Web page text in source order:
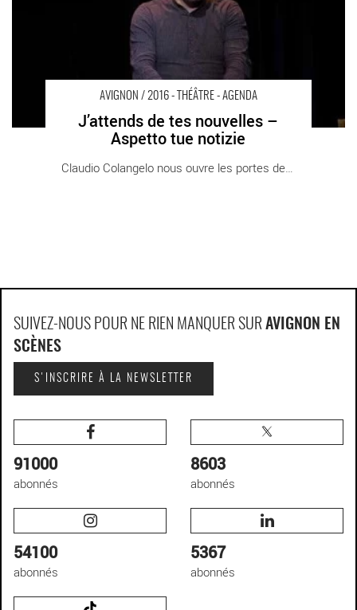
AVIGNON / 2016 - THÉÂTRE - AGENDA
J’attends de tes nouvelles –
Aspetto tue notizie
Claudio Colangelo nous ouvre les portes de [...]
SUIVEZ-NOUS POUR NE RIEN MANQUER SUR AVIGNON EN
SCÈNES
S'INSCRIRE À LA NEWSLETTER
91000
abonnés
8603
abonnés
54100
abonnés
5367
abonnés